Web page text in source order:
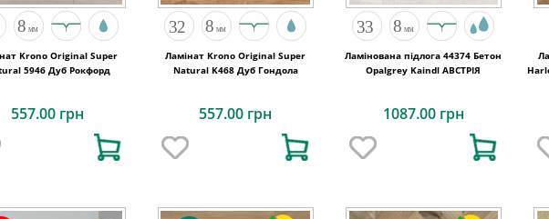
Krono Original Super
5946 Дуб Рокфорд
557.00 грн
Ламінат Krono Original Super
Natural K468 Дуб Гондола
557.00 грн
Ламінована підлога 44374 Бетон
Opalgrey Kaindl АВСТРІЯ
1087.00 грн